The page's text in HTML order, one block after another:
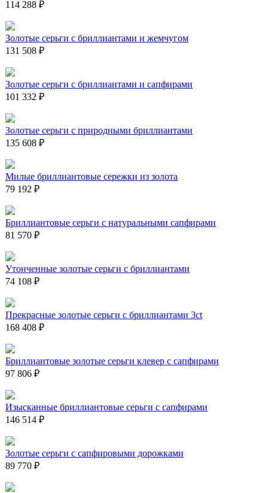
114 288 ₽
Золотые серьги с бриллиантами и жемчугом
131 508 ₽
Золотые серьги с бриллиантами и сапфирами
101 332 ₽
Золотые серьги с природными бриллиантами
135 608 ₽
Милые бриллиантовые сережки из золота
79 192 ₽
Бриллиантовые серьги с натуральными сапфирами
81 570 ₽
Утонченные золотые серьги с бриллиантами
74 108 ₽
Прекрасные золотые серьги с бриллиантами 3ct
168 408 ₽
Бриллиантовые золотые серьги клевер с сапфирами
97 806 ₽
Изысканные бриллиантовые серьги с сапфирами
146 514 ₽
Золотые серьги с сапфировыми дорожками
89 770 ₽